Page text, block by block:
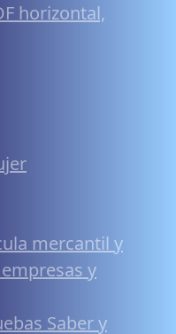
horizontal,
mercantil y
y
Saber y